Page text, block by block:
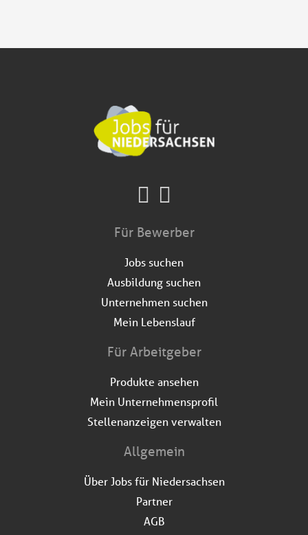
Für Bewerber
Jobs suchen
Ausbildung suchen
Unternehmen suchen
Mein Lebenslauf
Für Arbeitgeber
Produkte ansehen
Mein Unternehmensprofil
Stellenanzeigen verwalten
Allgemein
Über Jobs für Niedersachsen
Partner
AGB